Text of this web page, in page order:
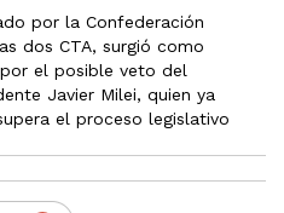
por la Confederación
dos CTA, surgió como
el posible veto del
Javier Milei, quien ya
el proceso legislativo